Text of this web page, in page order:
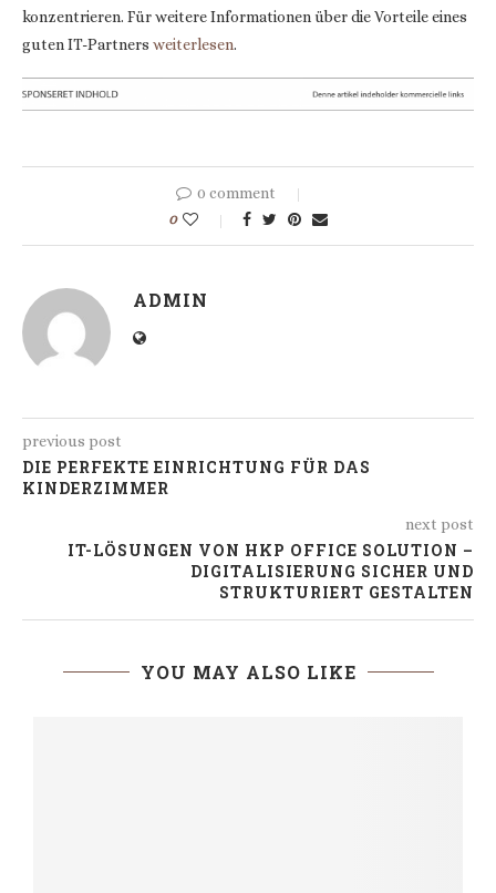
konzentrieren. Für weitere Informationen über die Vorteile eines
guten IT-Partners weiterlesen.
0 comment
0
ADMIN
previous post
DIE PERFEKTE EINRICHTUNG FÜR DAS
KINDERZIMMER
next post
IT-LÖSUNGEN VON HKP OFFICE SOLUTION –
DIGITALISIERUNG SICHER UND
STRUKTURIERT GESTALTEN
YOU MAY ALSO LIKE